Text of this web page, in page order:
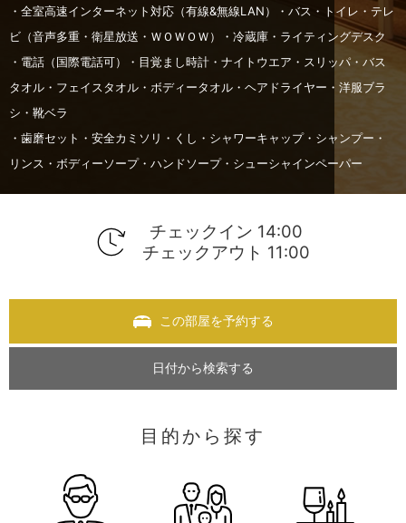
・全室高速インターネット対応（有線&無線LAN）・バス・トイレ・テレ
ビ（音声多重・衛星放送・ＷＯＷＯＷ）・冷蔵庫・ライティングデスク
・電話（国際電話可）・目覚まし時計・ナイトウエア・スリッパ・バス
タオル・フェイスタオル・ボディータオル・ヘアドライヤー・洋服ブラ
シ・靴ベラ
・歯磨セット・安全カミソリ・くし・シャワーキャップ・シャンプー・
リンス・ボディーソープ・ハンドソープ・シューシャインペーパー
チェックイン 14:00
チェックアウト 11:00
この部屋を予約する
日付から検索する
目的から探す